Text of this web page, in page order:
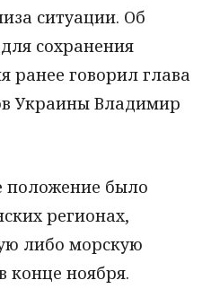
ситуации. Об
сохранения
ранее говорил глава
Украины Владимир
положение было
регионах,
либо морскую
конце ноября.